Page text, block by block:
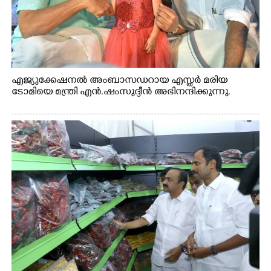
എജ്യുക്കേഷനൽ അംബാസഡറായ എസ്തർ മരിയ
ടോമിയെ മന്ത്രി എൻ.ഷംസുദ്ദീൻ അഭിനന്ദിക്കുന്നു.